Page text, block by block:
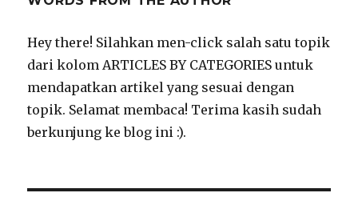
Hey there! Silahkan men-click salah satu topik
dari kolom ARTICLES BY CATEGORIES untuk
mendapatkan artikel yang sesuai dengan
topik. Selamat membaca! Terima kasih sudah
berkunjung ke blog ini :).